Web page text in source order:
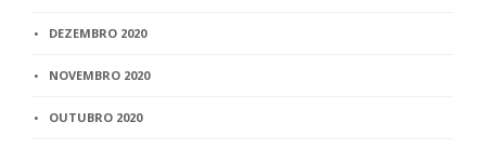
DEZEMBRO 2020
NOVEMBRO 2020
OUTUBRO 2020